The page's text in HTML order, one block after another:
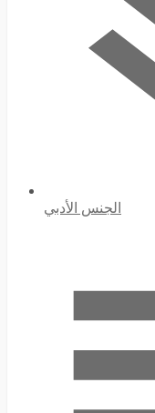
الجنس الأدبي